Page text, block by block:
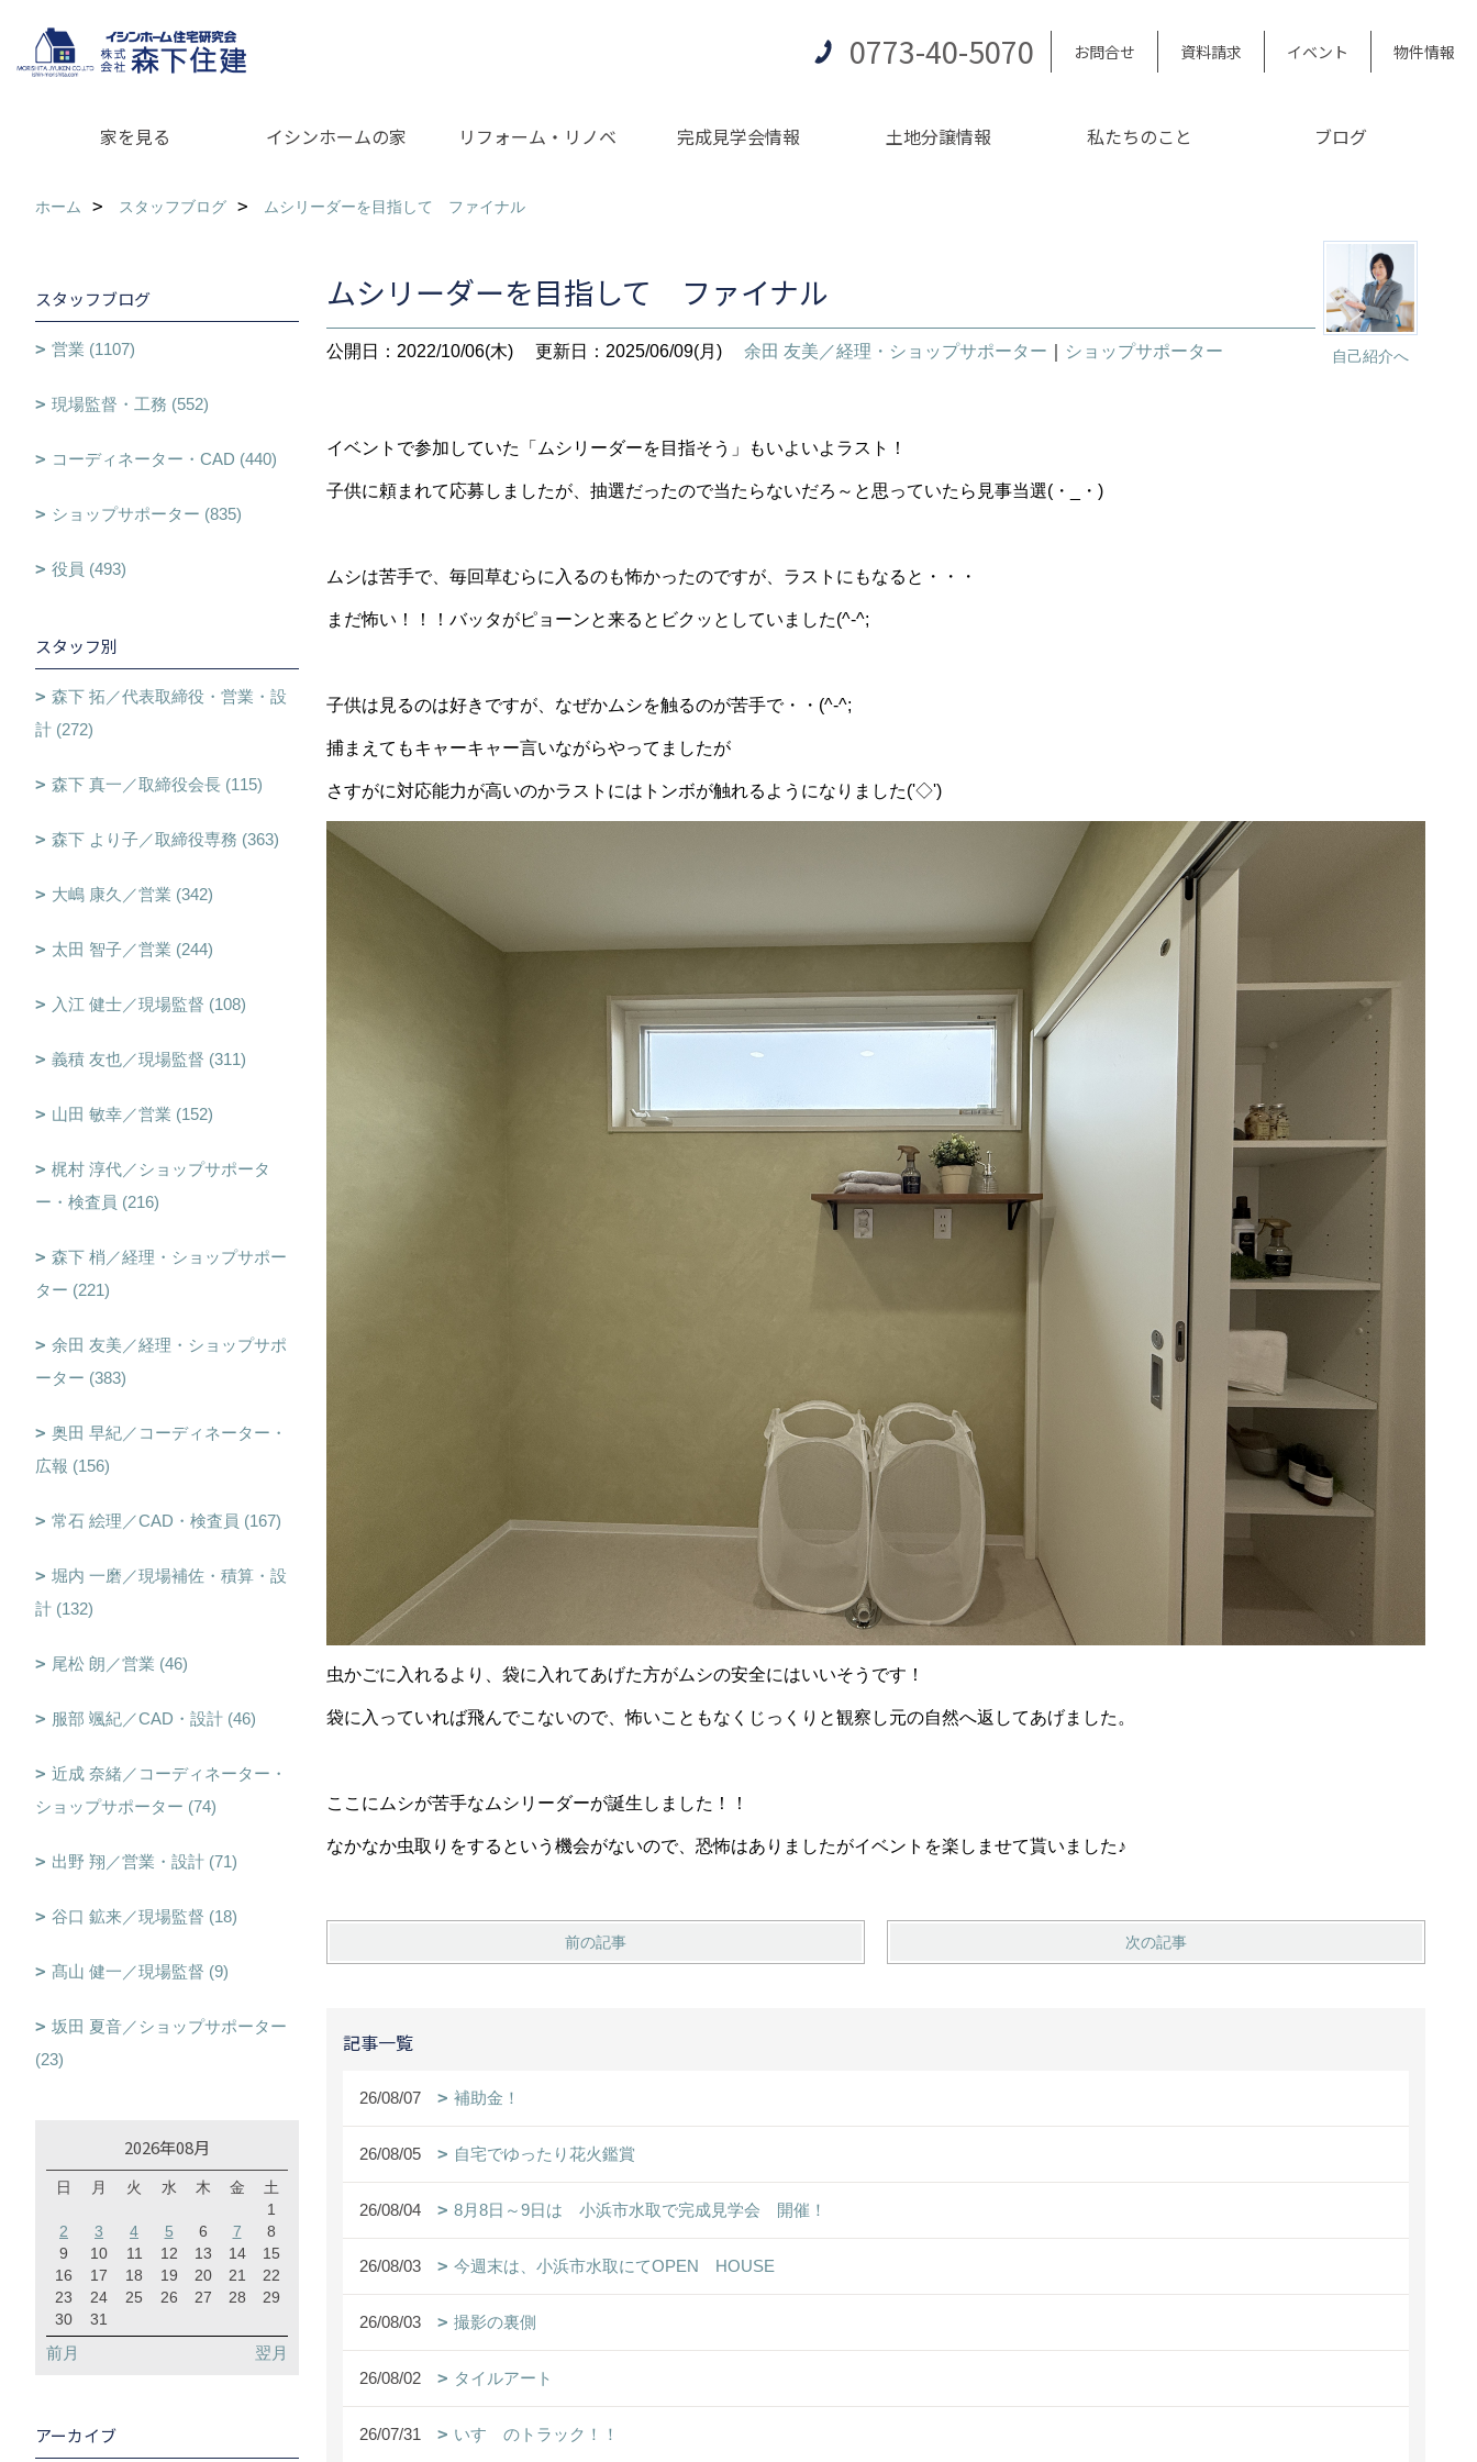
0773-40-5070 お問合せ 資料請求 イベント 物件情報
家を見る イシンホームの家 リフォーム・リノベ 完成見学会情報 土地分譲情報 私たちのこと ブログ
ホーム スタッフブログ ムシリーダーを目指して ファイナル
自己紹介へ
ムシリーダーを目指して ファイナル
公開日：2022/10/06(木) 更新日：2025/06/09(月) 余田 友美／経理・ショップサポーター ショップサポーター
イベントで参加していた「ムシリーダーを目指そう」もいよいよラスト！
子供に頼まれて応募しましたが、抽選だったので当たらないだろ～と思っていたら見事当選(・_・)
ムシは苦手で、毎回草むらに入るのも怖かったのですが、ラストにもなると・・・
まだ怖い！！！バッタがピョーンと来るとビクッとしていました(^-^;
子供は見るのは好きですが、なぜかムシを触るのが苦手で・・(^-^;
捕まえてもキャーキャー言いながらやってましたが
さすがに対応能力が高いのかラストにはトンボが触れるようになりました('◇')ゞ
虫かごに入れるより、袋に入れてあげた方がムシの安全にはいいそうです！
袋に入っていれば飛んでこないので、怖いこともなくじっくりと観察し元の自然へ返してあげました。
ここにムシが苦手なムシリーダーが誕生しました！！
なかなか虫取りをするという機会がないので、恐怖はありましたがイベントを楽しませて貰いました♪
前の記事 次の記事
記事一覧
26/08/07 補助金！
26/08/05 自宅でゆったり花火鑑賞
26/08/04 8月8日～9日は 小浜市水取で完成見学会 開催！
26/08/03 今週末は、小浜市水取にてOPEN HOUSE
26/08/03 撮影の裏側
26/08/02 タイルアート
26/07/31 いすゞのトラック！！
スタッフブログ
営業 (1107)
現場監督・工務 (552)
コーディネーター・CAD (440)
ショップサポーター (835)
役員 (493)
スタッフ別
森下 拓／代表取締役・営業・設
計 (272)
森下 真一／取締役会長 (115)
森下 より子／取締役専務 (363)
大嶋 康久／営業 (342)
太田 智子／営業 (244)
入江 健士／現場監督 (108)
義積 友也／現場監督 (311)
山田 敏幸／営業 (152)
梶村 淳代／ショップサポータ
ー・検査員 (216)
森下 梢／経理・ショップサポー
ター (221)
余田 友美／経理・ショップサポ
ーター (383)
奥田 早紀／コーディネーター・
広報 (156)
常石 絵理／CAD・検査員 (167)
堀内 一磨／現場補佐・積算・設
計 (132)
尾松 朗／営業 (46)
服部 颯紀／CAD・設計 (46)
近成 奈緒／コーディネーター・
ショップサポーター (74)
出野 翔／営業・設計 (71)
谷口 鉱来／現場監督 (18)
髙山 健一／現場監督 (9)
坂田 夏音／ショップサポーター
(23)
2026年08月
日 月 火 水 木 金
土
1
2
3 4 5 6 7
8
9
10 11 12 13 14
15
16
17 18 19 20 21
22
23
24 25 26 27 28
29
30
31
前月 翌月
アーカイブ